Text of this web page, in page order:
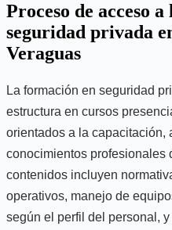
Proceso de acceso
seguridad privada
Veraguas
La formación en seguridad
estructura en cursos
orientados a la capacitación,
conocimientos profesionales
contenidos incluyen
operativos, manejo de
según el perfil del personal,